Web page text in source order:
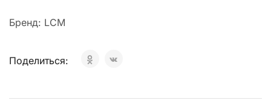
Бренд: LCM
Поделиться: